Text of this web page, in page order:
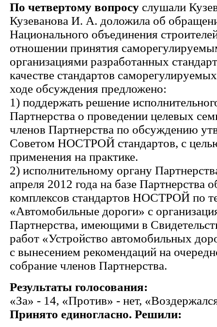
По четвертому вопросу слушали
Кузеванова И. А. доложила об
Национального объединения
отношении принятия
организациями разработанных
качестве стандартов
ходе обсуждения предложено:
1) поддержать решение
Партнерства о проведении целевых
членов Партнерства по обсуждению
Советом НОСТРОЙ стандартов, с
применения на практике.
2) исполнительному органу
апреля 2012 года на базе Партнерства
комплексов стандартов НОСТРОЙ по
«Автомобильные дороги» с
Партнерства, имеющими в
работ «Устройство автомобильных
с вынесением рекомендаций на
собрание членов Партнерства.
Результаты голосования:
«За» - 14, «Против» - нет,
Принято единогласно. Решили: